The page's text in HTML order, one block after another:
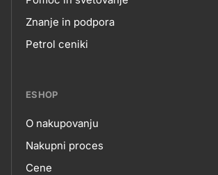
Footer
links
Znanje in podpora
Petrol ceniki
ESHOP
eshop
O nakupovanju
Nakupni proces
Cene